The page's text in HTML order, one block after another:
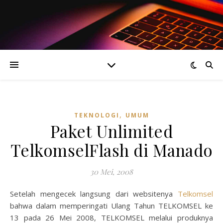
TEKNOLOGI , UMUM
Paket Unlimited
TelkomselFlash di Manado
30 Mei, 2008
Setelah mengecek langsung dari websitenya Telkomsel
bahwa dalam memperingati Ulang Tahun TELKOMSEL ke
13 pada 26 Mei 2008, TELKOMSEL melalui produknya